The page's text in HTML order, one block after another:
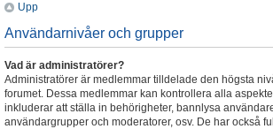
Upp
Användarnivåer och grupper
Vad är administratörer?
Administratörer är medlemmar tilldelade den högsta
forumet. Dessa medlemmar kan kontrollera alla
inkluderar att ställa in behörigheter, bannlysa
användargrupper och moderatorer, osv. De har också